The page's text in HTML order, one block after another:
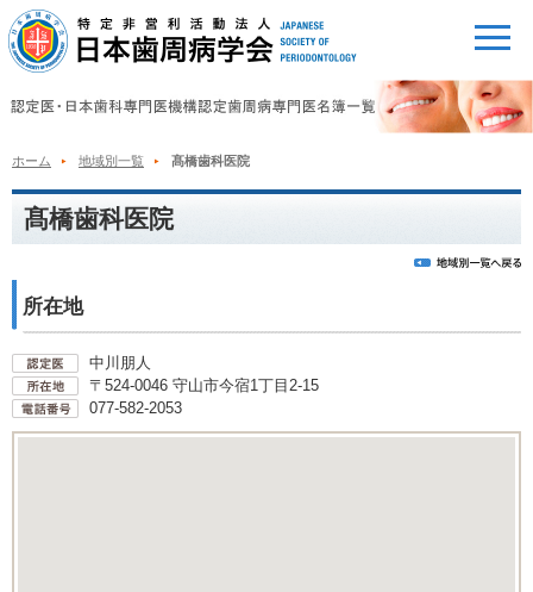
ホーム 地域別一覧 髙橋歯科医院
髙橋歯科医院
所在地
中川朋人
〒524-0046 守山市今宿1丁目2-15
077-582-2053